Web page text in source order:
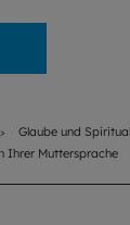
Glaube und
Ihrer Muttersprache